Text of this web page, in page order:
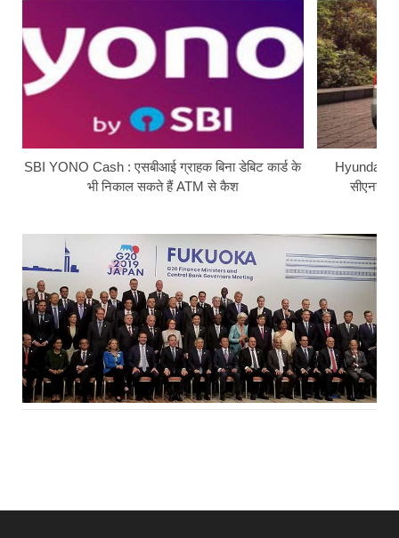
SBI YONO Cash : एसबीआई ग्राहक बिना डेबिट कार्ड के
भी निकाल सकते हैं ATM से कैश
Hyundai
सीएनजी